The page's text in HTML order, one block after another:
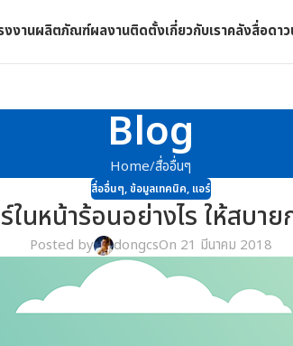
งงานผลิตภัณฑ์ผลงานติดตั้งเกี่ยวกับเราคลังสื่อดา
Blog
Home สื่ออื่นๆ
สื่ออื่นๆ,ข้อมูลเทคนิค, แอร์
ในหน้าร้อนอย่างไร ให้สบาย
Posted by dongcsOn 21 มีนาคม 2018